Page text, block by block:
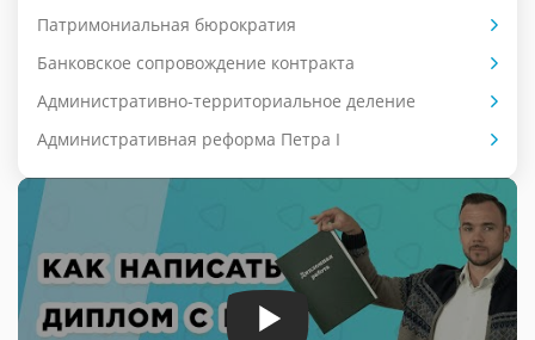
Патримониальная бюрократия
Банковское сопровождение контракта
Административно-территориальное деление
Административная реформа Петра I